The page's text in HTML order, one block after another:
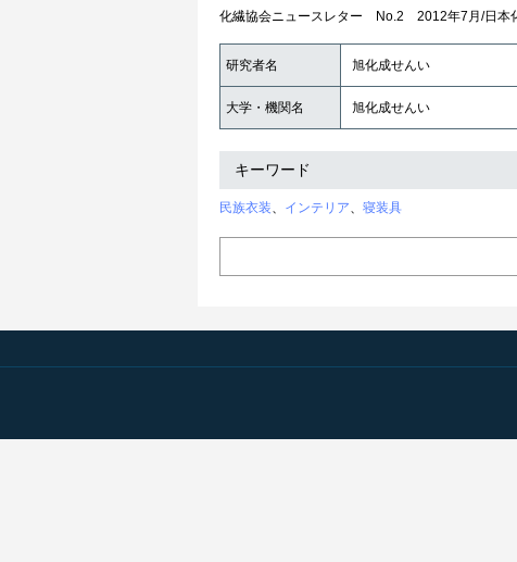
化繊協会ニュースレター No.2 2012年7月/日本
研究者名 旭化成せんい
大学・機関名 旭化成せんい
キーワード
民族衣装、 インテリア、 寝装具